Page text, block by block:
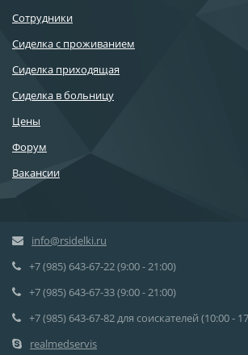
Сотрудники
Сиделка с проживанием
Сиделка приходящая
Сиделка в больницу
Цены
Форум
Вакансии
info@rsidelki.ru
+7 (985) 643-67-22 (9:00 - 21:00)
+7 (985) 643-67-33 (9:00 - 21:00)
+7 (985) 643-67-82 для соискателей (10:00 -
realmedservis